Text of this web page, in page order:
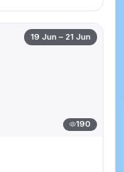
19 Jun – 21 Jun
190